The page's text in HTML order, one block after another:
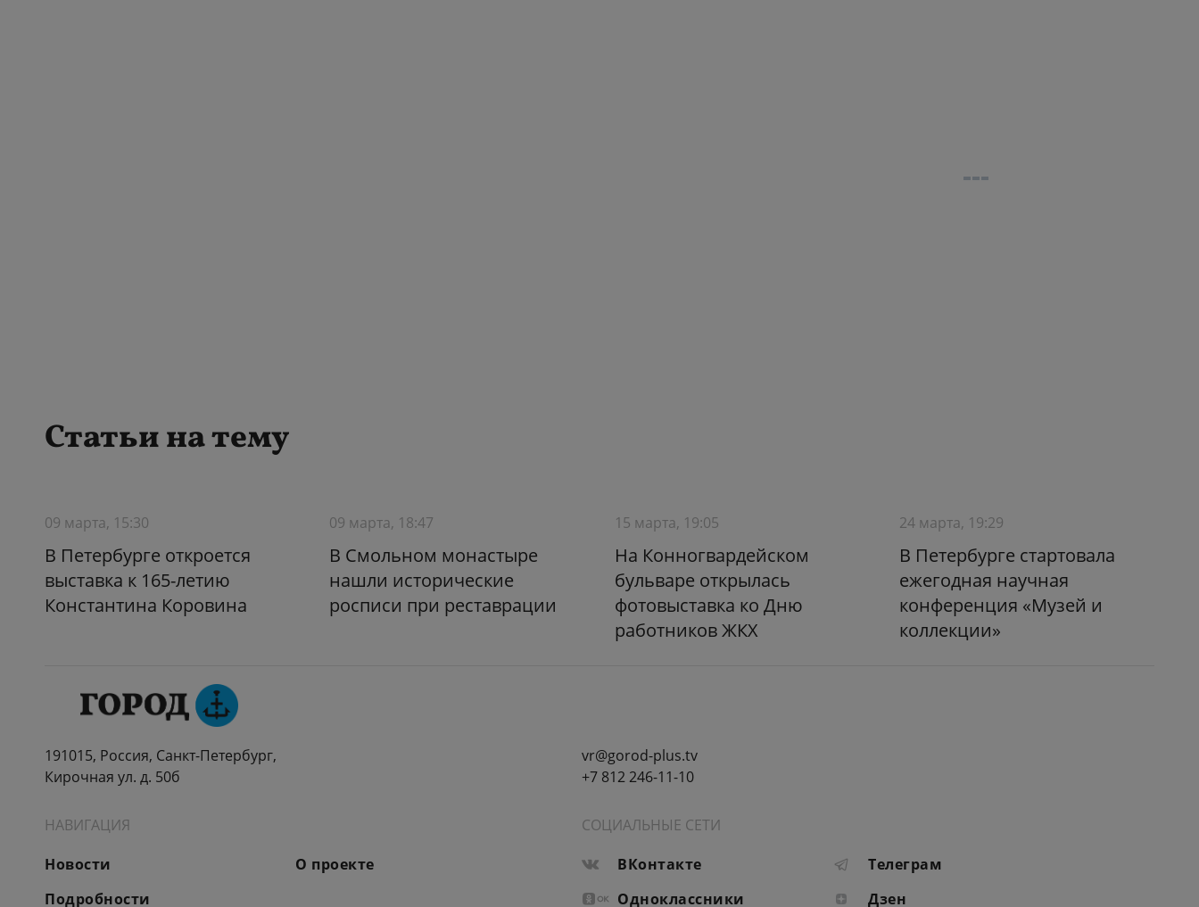
Статьи на тему
09 марта, 15:30
В Петербурге откроется
выставка к 165-летию
Константина Коровина
09 марта, 18:47
В Смольном монастыре
нашли исторические
росписи при реставрации
15 марта, 19:05
На Конногвардейском
бульваре открылась
фотовыставка ко Дню
работников ЖКХ
24 марта, 19:29
В Петербурге стартовала
ежегодная научная
конференция «Музей и
коллекции»
191015, Россия, Санкт-Петербург,
Кирочная ул. д. 50б
vr@gorod-plus.tv
+7 812 246-11-10
НАВИГАЦИЯ
Новости
Подробности
О проекте
СОЦИАЛЬНЫЕ СЕТИ
ВКонтакте
Телеграм
Одноклассники
Дзен